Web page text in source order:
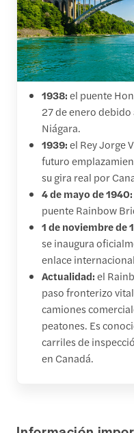
1938:el puente
27 de enero debido
Niágara.
1939:el Rey Jorge
futuro
su gira real por
4 de mayo de 1940:
puente Rainbow
1 de noviembre de
se inaugura
enlace
Actualidad:el
paso fronterizo
camiones
peatones. Es
carriles de
en Canadá.